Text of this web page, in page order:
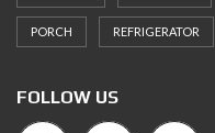
PORCH REFRIGERATOR
FOLLOW US